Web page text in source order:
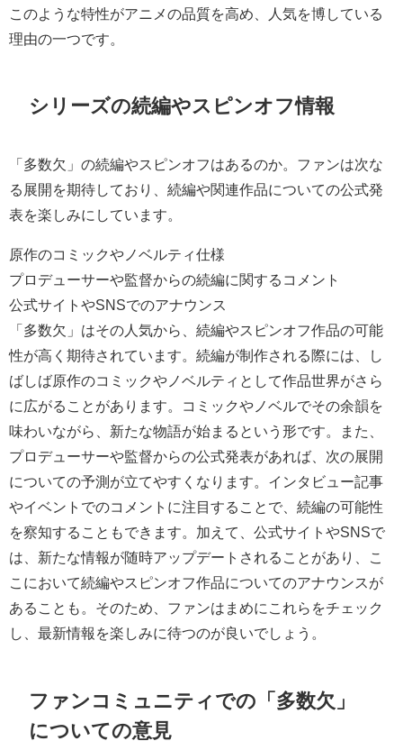
このような特性がアニメの品質を高め、人気を博している
理由の一つです。
シリーズの続編やスピンオフ情報
「多数欠」の続編やスピンオフはあるのか。ファンは次な
る展開を期待しており、続編や関連作品についての公式発
表を楽しみにしています。
原作のコミックやノベルティ仕様
プロデューサーや監督からの続編に関するコメント
公式サイトやSNSでのアナウンス
「多数欠」はその人気から、続編やスピンオフ作品の可能
性が高く期待されています。続編が制作される際には、し
ばしば原作のコミックやノベルティとして作品世界がさら
に広がることがあります。コミックやノベルでその余韻を
味わいながら、新たな物語が始まるという形です。また、
プロデューサーや監督からの公式発表があれば、次の展開
についての予測が立てやすくなります。インタビュー記事
やイベントでのコメントに注目することで、続編の可能性
を察知することもできます。加えて、公式サイトやSNSで
は、新たな情報が随時アップデートされることがあり、こ
こにおいて続編やスピンオフ作品についてのアナウンスが
あることも。そのため、ファンはまめにこれらをチェック
し、最新情報を楽しみに待つのが良いでしょう。
ファンコミュニティでの「多数欠」
についての意見